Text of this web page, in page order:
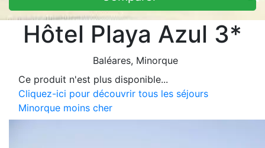
Hôtel Playa Azul 3*
Baléares, Minorque
Ce produit n'est plus disponible...
Cliquez-ici pour découvrir tous les séjours
Minorque moins cher